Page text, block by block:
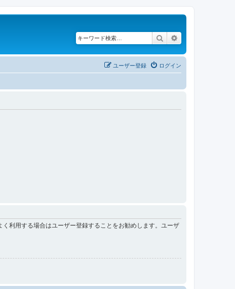
検索
ログイン
ユーザー登録
利用する場合はユーザー登録することをお勧めします。ユーザ